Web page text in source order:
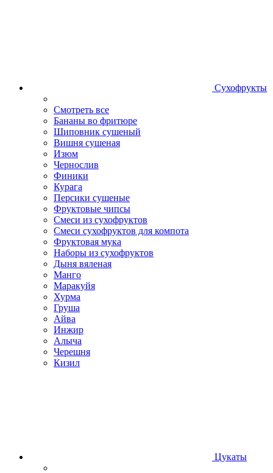
Сухофрукты
Смотреть все
Бананы во фритюре
Шиповник сушеный
Вишня сушеная
Изюм
Чернослив
Финики
Курага
Персики сушеные
Фруктовые чипсы
Смеси из сухофруктов
Смеси сухофруктов для компота
Фруктовая мука
Наборы из сухофруктов
Дыня вяленая
Манго
Маракуйя
Хурма
Груша
Айва
Инжир
Алыча
Черешня
Кизил
Цукаты